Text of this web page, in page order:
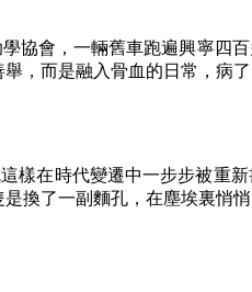
會，一輛舊車跑遍興寧四
，而是融入骨血的日常，病
在時代變遷中一步步被重
換了一副麵孔，在塵埃裏悄